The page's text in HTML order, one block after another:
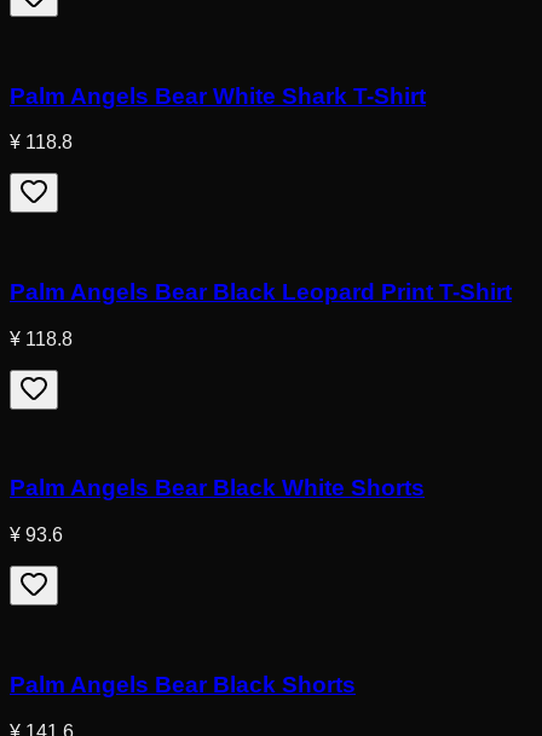
Palm Angels Bear White Shark T-Shirt
¥ 118.8
Palm Angels Bear Black Leopard Print T-Shirt
¥ 118.8
Palm Angels Bear Black White Shorts
¥ 93.6
Palm Angels Bear Black Shorts
¥ 141.6